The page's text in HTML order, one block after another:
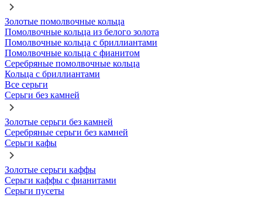
Золотые помолвочные кольца
Помолвочные кольца из белого золота
Помолвочные кольца с бриллиантами
Помолвочные кольца с фианитом
Серебряные помолвочные кольца
Кольца с бриллиантами
Все серьги
Серьги без камней
Золотые серьги без камней
Серебряные серьги без камней
Серьги кафы
Золотые серьги каффы
Серьги каффы с фианитами
Серьги пусеты